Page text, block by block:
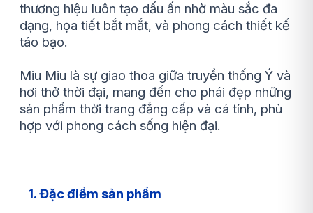
thương hiệu luôn tạo dấu ấn nhờ màu sắc đa
dạng, họa tiết bắt mắt, và phong cách thiết kế
táo bạo.
Miu Miu là sự giao thoa giữa truyền thống Ý và
hơi thở thời đại, mang đến cho phái đẹp những
sản phẩm thời trang đẳng cấp và cá tính, phù
hợp với phong cách sống hiện đại.
1. Đặc điểm sản phẩm